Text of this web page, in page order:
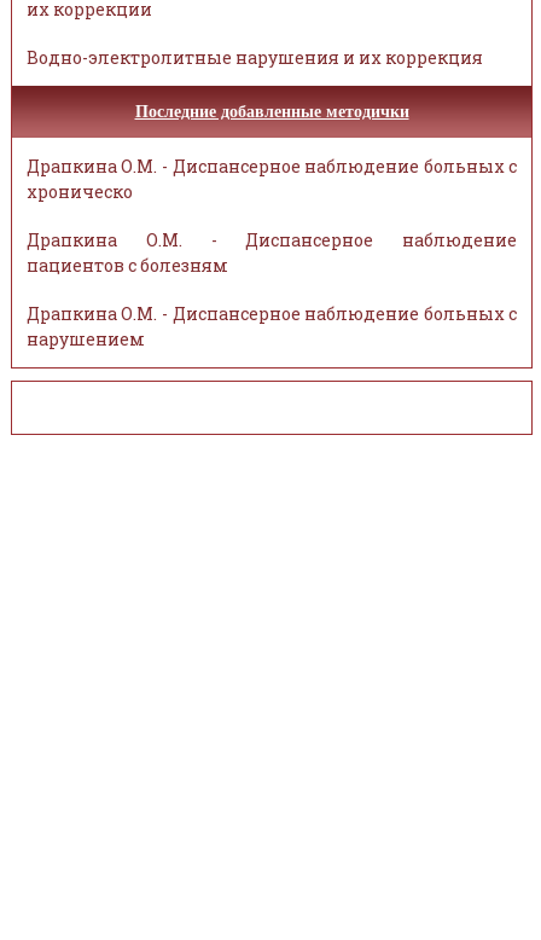
их коррекции
Водно-электролитные нарушения и их коррекция
Последние добавленные методички
Драпкина О.М. - Диспансерное наблюдение больных с
хроническо
Драпкина О.М. - Диспансерное наблюдение
пациентов с болезням
Драпкина О.М. - Диспансерное наблюдение больных с
нарушением